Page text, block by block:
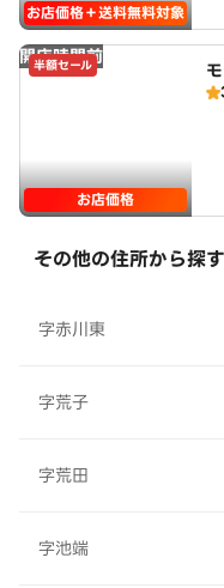
お店価格＋送料無料対象
開店時間前
半額セール
お店価格
その他の住所から探す
字赤川東
字荒子
字荒田
字池端